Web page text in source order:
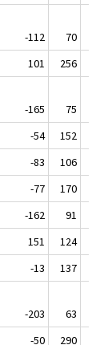
-112
70
101
256
-165
75
-54
152
-83
106
-77
170
-162
91
151
124
-13
137
-203
63
-50 290